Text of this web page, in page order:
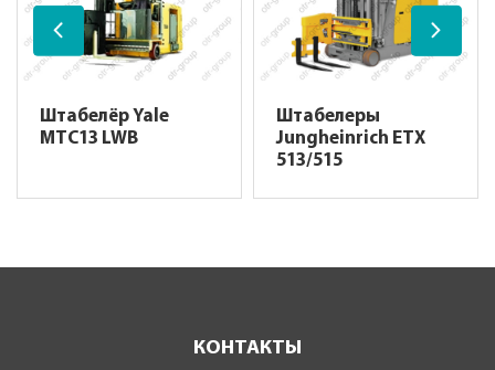
Штабелёр Yale
MTC13 LWB
Штабелеры
Jungheinrich ETX
513/515
КОНТАКТЫ